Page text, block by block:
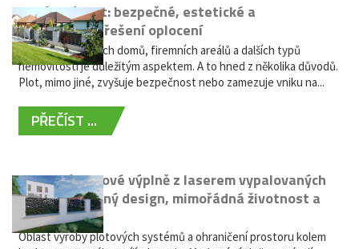
Hliníkový plot: bezpečné, estetické a
bezúdržbové řešení oplocení
Oplocení rodinných domů, firemních areálů a dalších typů
nemovitostí je důležitým aspektem. A to hned z několika důvodů.
Plot, mimo jiné, zvyšuje bezpečnost nebo zamezuje vniku na...
PŘEČÍST ...
Moderní plotové výplně z laserem vypalovaných
kovů: výjimečný design, mimořádná životnost a
žádná údržba
Oblast výroby plotových systémů a ohraničení prostoru kolem